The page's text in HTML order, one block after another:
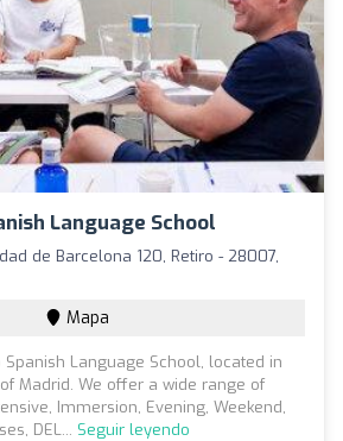
Language School
de Barcelona 120, Retiro - 28007,
Mapa
Language School, located in
Madrid. We offer a wide range of
Immersion, Evening, Weekend,
DEL... Seguir leyendo